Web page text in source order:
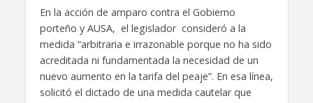
En la acción de amparo contra el Gobierno
porteño y AUSA, el legislador consideró a la
medida “arbitraria e irrazonable porque no ha sido
acreditada ni fundamentada la necesidad de un
nuevo aumento en la tarifa del peaje”. En esa línea,
solicitó el dictado de una medida cautelar que